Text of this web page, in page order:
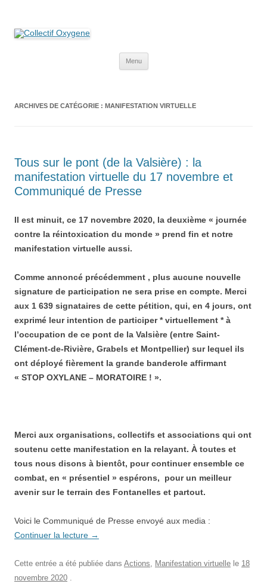
Menu
ARCHIVES DE CATÉGORIE : MANIFESTATION VIRTUELLE
Tous sur le pont (de la Valsière) : la
manifestation virtuelle du 17 novembre et
Communiqué de Presse
Il est minuit, ce 17 novembre 2020, la deuxième « journée
contre la réintoxication du monde » prend fin et notre
manifestation virtuelle aussi.
Comme annoncé précédemment , plus aucune nouvelle
signature de participation ne sera prise en compte. Merci
aux 1 639 signataires de cette pétition, qui, en 4 jours, ont
exprimé leur intention de participer * virtuellement * à
l’occupation de ce pont de la Valsière (entre Saint-
Clément-de-Rivière, Grabels et Montpellier) sur lequel ils
ont déployé fièrement la grande banderole affirmant
« STOP OXYLANE – MORATOIRE ! ».
Merci aux organisations, collectifs et associations qui ont
soutenu cette manifestation en la relayant. À toutes et
tous nous disons à bientôt, pour continuer ensemble ce
combat, en « présentiel » espérons, pour un meilleur
avenir sur le terrain des Fontanelles et partout.
Voici le Communiqué de Presse envoyé aux media :
Continuer la lecture →
Cette entrée a été publiée dans Actions, Manifestation virtuelle le 18
novembre 2020 .